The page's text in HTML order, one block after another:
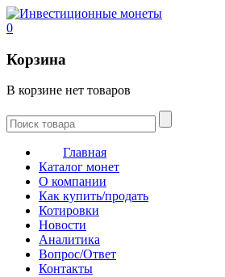
0
Корзина
В корзине нет товаров
Главная
Каталог монет
О компании
Как купить/продать
Котировки
Новости
Аналитика
Вопрос/Ответ
Контакты